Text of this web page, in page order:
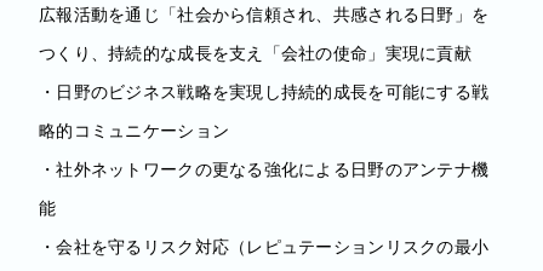
広報活動を通じ「社会から信頼され、共感される日野」を
つくり、持続的な成長を支え「会社の使命」実現に貢献
・日野のビジネス戦略を実現し持続的成長を可能にする戦
略的コミュニケーション
・社外ネットワークの更なる強化による日野のアンテナ機
能
・会社を守るリスク対応（レピュテーションリスクの最小